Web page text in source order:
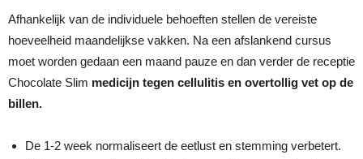
Afhankelijk van de individuele behoeften stellen de vereiste
hoeveelheid maandelijkse vakken. Na een afslankend cursus
moet worden gedaan een maand pauze en dan verder de receptie
Chocolate Slim medicijn tegen cellulitis en overtollig vet op de
billen.
De 1-2 week normaliseert de eetlust en stemming verbetert.